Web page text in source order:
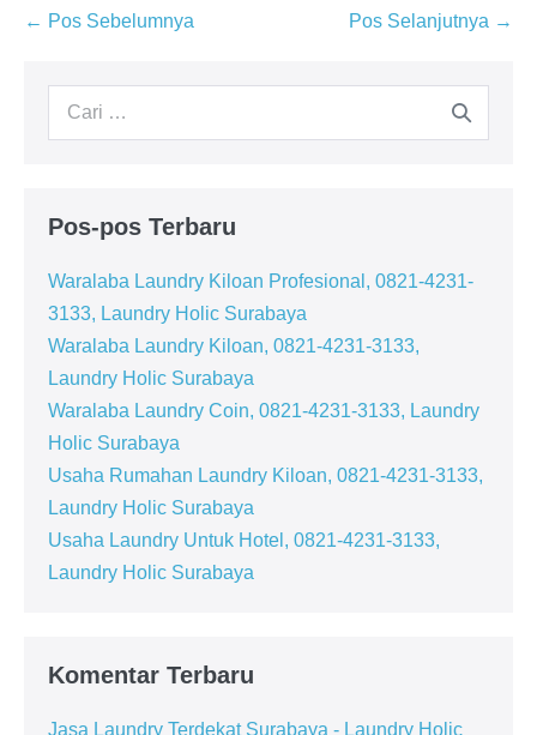
Navigasi
← Pos Sebelumnya Pos Selanjutnya →
Pencarian
Pos-pos Terbaru
Waralaba Laundry Kiloan Profesional, 0821-4231-
3133, Laundry Holic Surabaya
Waralaba Laundry Kiloan, 0821-4231-3133,
Laundry Holic Surabaya
Waralaba Laundry Coin, 0821-4231-3133, Laundry
Holic Surabaya
Usaha Rumahan Laundry Kiloan, 0821-4231-3133,
Laundry Holic Surabaya
Usaha Laundry Untuk Hotel, 0821-4231-3133,
Laundry Holic Surabaya
Komentar Terbaru
Jasa Laundry Terdekat Surabaya - Laundry Holic